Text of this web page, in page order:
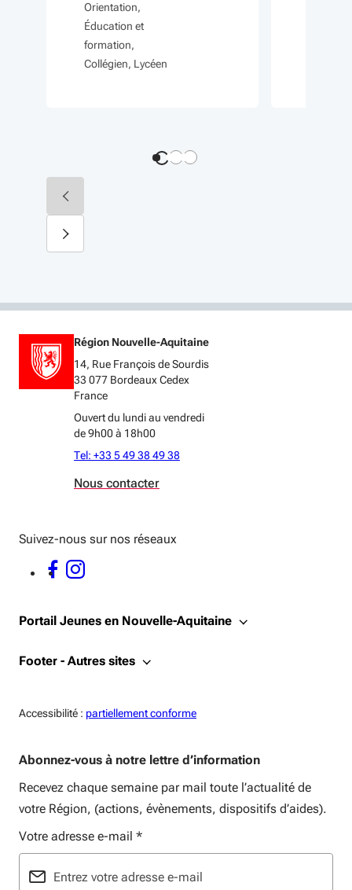
Orientation
Éducation et
formation
Collégien Lycéen
Région Nouvelle-Aquitaine
14, Rue François de Sourdis
33 077 Bordeaux Cedex
France
Ouvert du lundi au vendredi
de 9h00 à 18h00
Tel: +33 5 49 38 49 38
Nous contacter
Suivez-nous sur nos réseaux
FACEBOOK - OUVERTURE DANS UNE NOUVELLE FENÊTRE
INSTAGRAM - OUVERTURE DANS UNE NOUVELLE FENÊTRE
Portail Jeunes en Nouvelle-Aquitaine
Footer - Autres sites
Accessibilité : Accessiblité:
partiellement conforme
Abonnez-vous à notre lettre d’information
Recevez chaque semaine par mail toute l’actualité de
votre Région, (actions, évènements, dispositifs d’aides).
Votre adresse e-mail *